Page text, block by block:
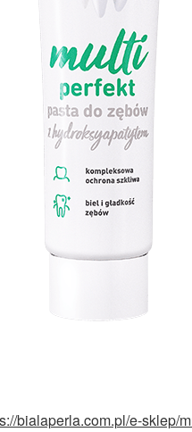
bialaperla.com.pl/e-sklep/